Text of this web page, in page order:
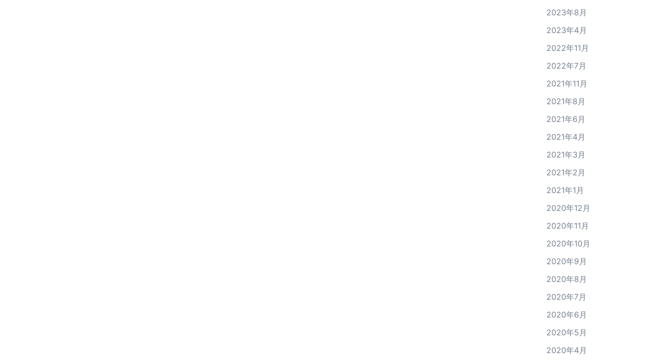
2023年8月
2023年4月
2022年11月
2022年7月
2021年11月
2021年8月
2021年6月
2021年4月
2021年3月
2021年2月
2021年1月
2020年12月
2020年11月
2020年10月
2020年9月
2020年8月
2020年7月
2020年6月
2020年5月
2020年4月